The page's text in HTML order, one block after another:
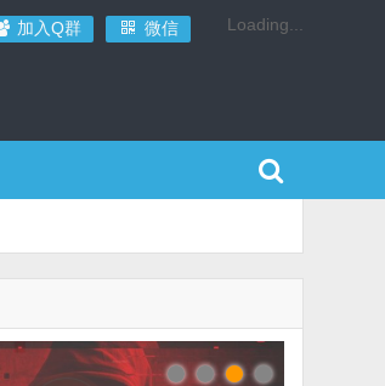
加入Q群 微信 Loading...